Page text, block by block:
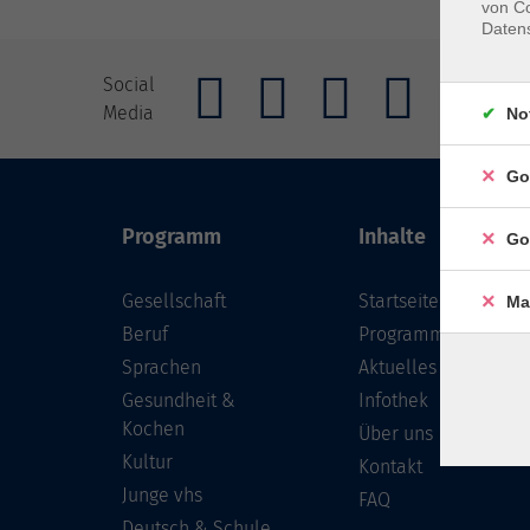
Social
Media
AGB
Programm
Gesellschaft
Beruf
Sprachen
Gesundheit &
Kochen
Kultur
Junge vhs
Inhalte
Startseite
Programm
Aktuelles
Infothek
Über uns
Kontakt
FAQ
von